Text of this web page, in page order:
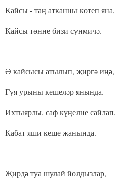
Кайсы - таң атканны көтеп яна,
Кайсы төнне бизи сүнмичә.
Ә кайсысы атылып, җиргә иңә,
Гүя урыны кешеләр янында.
Ихтыярлы, саф күңелне сайлап,
Кабат яши кеше җанында.
Җирдә туа шулай йолдызлар,